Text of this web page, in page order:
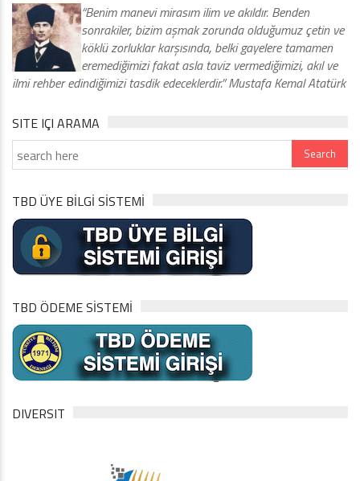
“Benim manevi mirasım ilim ve akıldır. Benden
sonrakiler, bizim aşmak zorunda olduğumuz çetin ve
köklü zorluklar karşısında, belki gayelere tamamen
eremediğimizi fakat asla taviz vermediğimizi, akıl ve
ilmi rehber edindiğimizi tasdik edeceklerdir.” Mustafa Kemal Atatürk
SITE IÇI ARAMA
TBD ÜYE BİLGİ SİSTEMİ
TBD ÖDEME SİSTEMİ
DIVERSIT